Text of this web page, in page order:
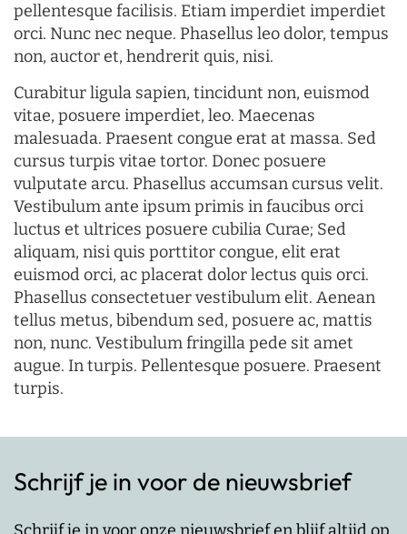
pellentesque facilisis. Etiam imperdiet imperdiet
orci. Nunc nec neque. Phasellus leo dolor, tempus
non, auctor et, hendrerit quis, nisi.
Curabitur ligula sapien, tincidunt non, euismod
vitae, posuere imperdiet, leo. Maecenas
malesuada. Praesent congue erat at massa. Sed
cursus turpis vitae tortor. Donec posuere
vulputate arcu. Phasellus accumsan cursus velit.
Vestibulum ante ipsum primis in faucibus orci
luctus et ultrices posuere cubilia Curae; Sed
aliquam, nisi quis porttitor congue, elit erat
euismod orci, ac placerat dolor lectus quis orci.
Phasellus consectetuer vestibulum elit. Aenean
tellus metus, bibendum sed, posuere ac, mattis
non, nunc. Vestibulum fringilla pede sit amet
augue. In turpis. Pellentesque posuere. Praesent
turpis.
Schrijf je in voor de nieuwsbrief